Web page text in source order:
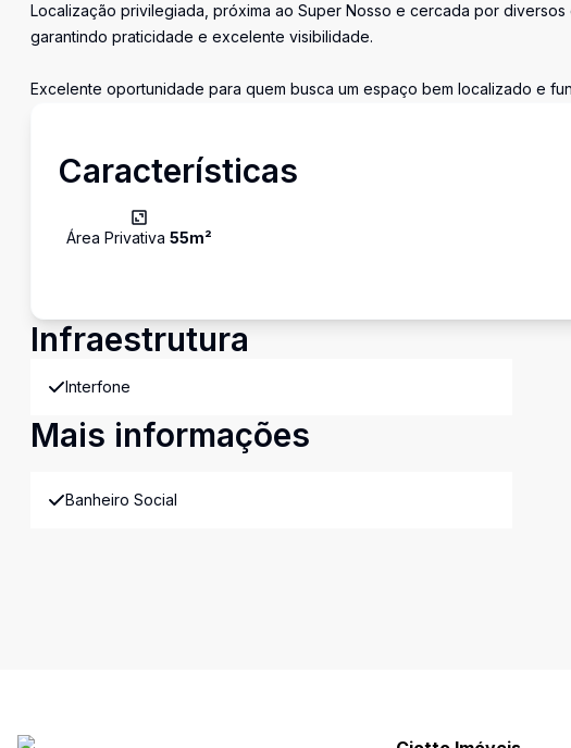
Localização privilegiada, próxima ao Super Nosso e cercada por
garantindo praticidade e excelente visibilidade.
Excelente oportunidade para quem busca um espaço bem localizado e
Características
Área Privativa 55m²
Infraestrutura
Interfone
Mais informações
Banheiro Social